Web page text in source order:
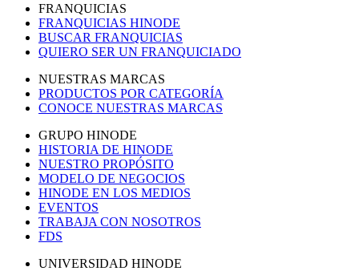
FRANQUICIAS
FRANQUICIAS HINODE
BUSCAR FRANQUICIAS
QUIERO SER UN FRANQUICIADO
NUESTRAS MARCAS
PRODUCTOS POR CATEGORÍA
CONOCE NUESTRAS MARCAS
GRUPO HINODE
HISTORIA DE HINODE
NUESTRO PROPÓSITO
MODELO DE NEGOCIOS
HINODE EN LOS MEDIOS
EVENTOS
TRABAJA CON NOSOTROS
FDS
UNIVERSIDAD HINODE